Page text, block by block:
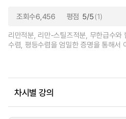
조회수6,456 평점 5/5(1)
리만적분, 리만-스틸즈적분, 무한급수와
수렴, 평등수렴을 엄밀한 증명을 통해서
차시별 강의